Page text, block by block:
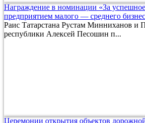
Награждение в номинации «За
предприятием малого — среднего
Раис Татарстана Рустам Минниханов и
республики Алексей Песошин п...
Церемонии открытия объектов